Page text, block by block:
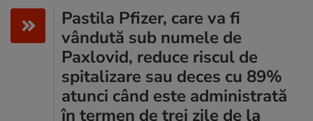
Pastila Pfizer, care va fi
vândută sub numele de
Paxlovid, reduce riscul de
spitalizare sau deces cu 89%
atunci când este administrată
în termen de trei zile de la